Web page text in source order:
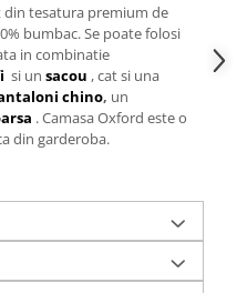
din tesatura premium de
bumbac. Se poate folosi
in combinatie
si un sacou , cat si una
chino, un
. Camasa Oxford este o
din garderoba.